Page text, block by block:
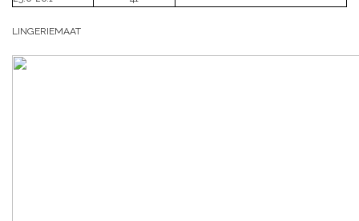
LINGERIEMAAT